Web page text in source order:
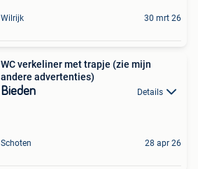
Wilrijk 30 mrt 26
WC verkeliner met trapje (zie mijn
andere advertenties)
Bieden Details
Schoten 28 apr 26